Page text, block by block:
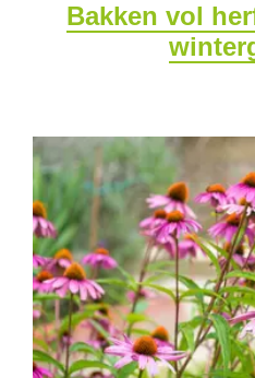
Bakken vol